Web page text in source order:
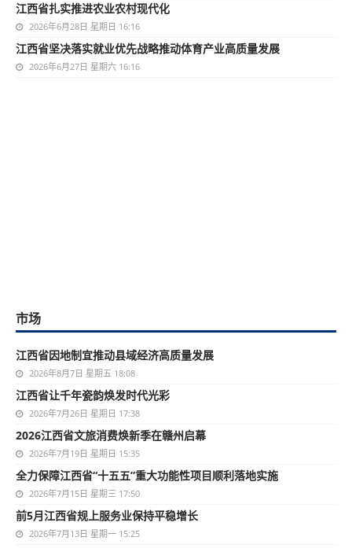
江西省扎实推进农业农村现代化
2026年6月28日 星期日 16:16
江西省坚决落实就业优先战略推动体育产业高质量发展
2026年6月27日 星期六 16:16
市场
江西省因地制宜推动县域经济高质量发展
2026年8月7日 星期五 18:08
江西省让千年瓷韵焕发时代光彩
2026年7月26日 星期日 17:38
2026江西省文旅消费焕新季在赣州启幕
2026年7月19日 星期日 15:35
全力保障江西省“十五五”重大功能性项目顺利落地实施
2026年7月15日 星期三 17:50
前5月江西省规上服务业保持平稳增长
2026年7月13日 星期一 15:25